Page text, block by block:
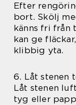
Efter
bort. Skölj
känns fri från
kan ge
klibbig yta.
6. Låt stenen
Låt stenen
tyg eller